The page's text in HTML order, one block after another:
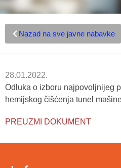
Nazad na sve javne nabavke
28.01.2022.
Odluka o izboru najpovoljnijeg
hemijskog čišćenja tunel
PREUZMI DOKUMENT